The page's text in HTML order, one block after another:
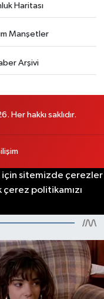
Haritası
Manşetler
Arşivi
Her hakkı saklıdır.
için sitemizde çerezler
çerez politikamızı